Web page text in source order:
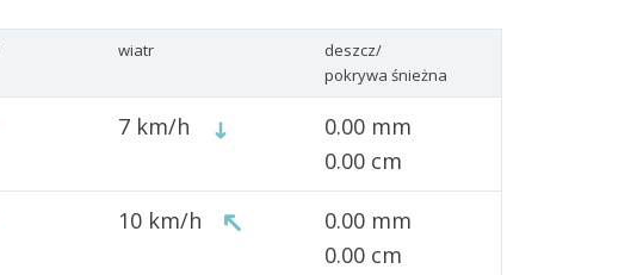
wiatr
deszcz/
pokrywa śnieżna
7 km/h
0.00 mm
0.00 cm
10 km/h
0.00 mm
0.00 cm